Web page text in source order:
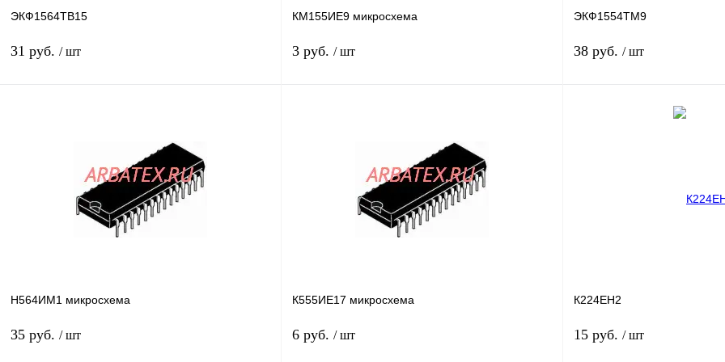
ЭКФ1564ТВ15
31 руб. / шт
Сравнение
наличии
КМ155ИЕ9 микросхема
3 руб. / шт
Сравнение
наличии
ЭКФ1554ТМ9
38 руб. / шт
Н564ИМ1 микросхема
35 руб. / шт
К555ИЕ17 микросхема
6 руб. / шт
К224ЕН2
15 руб. / шт